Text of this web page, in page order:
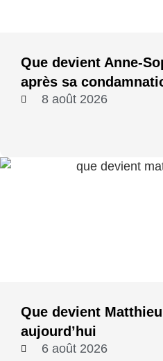
Que devient Anne-
après sa
8 août 2026
Que devient
aujourd’hui
6 août 2026